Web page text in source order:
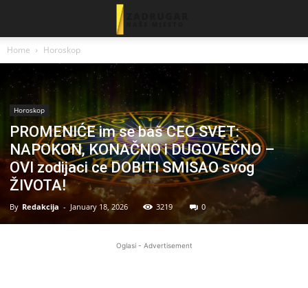
Home Horoskop
Horoskop
PROMENIĆE im se baš CEO SVET:
NAPOKON, KONAČNO i DUGOVEČNO –
OVI zodijaci ce DOBITI SMISAO svog
ŽIVOTA!
By Redakcija - January 18, 2026 3219 0
Oglasi - Advertisement